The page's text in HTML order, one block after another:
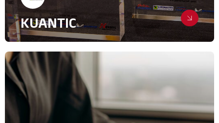
KUANTIC
Positionner une PME comme
connectée
Création de supports
Digital & Community Management
Relations Presse
Green Tech